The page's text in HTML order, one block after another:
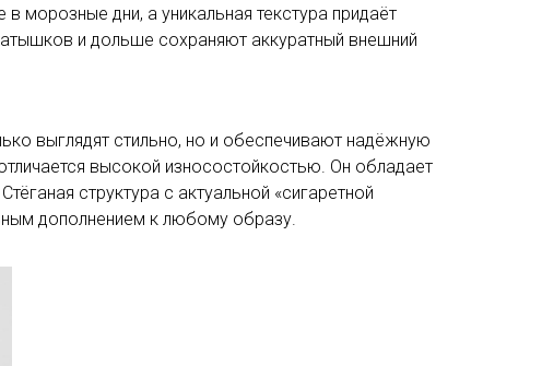
морозные дни, а уникальная текстура придаёт
и дольше сохраняют аккуратный внешний
выглядят стильно, но и обеспечивают надёжную
высокой износостойкостью. Он обладает
структура с актуальной «сигаретной
дополнением к любому образу.